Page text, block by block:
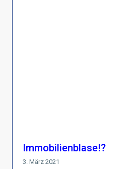
Immobilienblase!?
3. März 2021